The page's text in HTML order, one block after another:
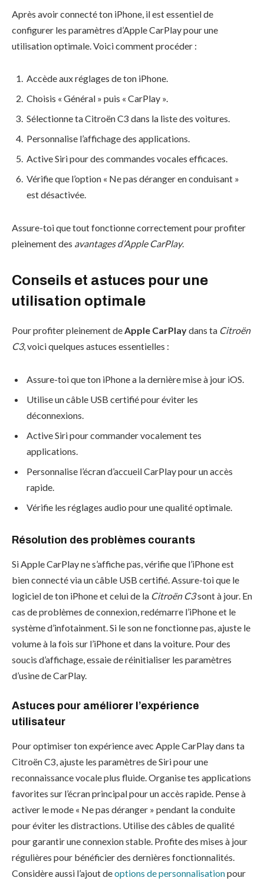
Après avoir connecté ton iPhone, il est essentiel de
configurer les paramètres d’Apple CarPlay pour une
utilisation optimale. Voici comment procéder :
Accède aux réglages de ton iPhone.
Choisis « Général » puis « CarPlay ».
Sélectionne ta Citroën C3 dans la liste des voitures.
Personnalise l’affichage des applications.
Active Siri pour des commandes vocales efficaces.
Vérifie que l’option « Ne pas déranger en conduisant »
est désactivée.
Assure-toi que tout fonctionne correctement pour profiter
pleinement des avantages d’Apple CarPlay.
Conseils et astuces pour une
utilisation optimale
Pour profiter pleinement deApple CarPlaydans ta Citroën
C3, voici quelques astuces essentielles :
Assure-toi que ton iPhone a la dernière mise à jour iOS.
Utilise un câble USB certifié pour éviter les
déconnexions.
Active Siri pour commander vocalement tes
applications.
Personnalise l’écran d’accueil CarPlay pour un accès
rapide.
Vérifie les réglages audio pour une qualité optimale.
Résolution des problèmes courants
Si Apple CarPlay ne s’affiche pas, vérifie que l’iPhone est
bien connecté via un câble USB certifié. Assure-toi que le
logiciel de ton iPhone et celui de la Citroën C3sont à jour. En
cas de problèmes de connexion, redémarre l’iPhone et le
système d’infotainment. Si le son ne fonctionne pas, ajuste le
volume à la fois sur l’iPhone et dans la voiture. Pour des
soucis d’affichage, essaie de réinitialiser les paramètres
d’usine de CarPlay.
Astuces pour améliorer l’expérience
utilisateur
Pour optimiser ton expérience avec Apple CarPlay dans ta
Citroën C3, ajuste les paramètres de Siri pour une
reconnaissance vocale plus fluide. Organise tes applications
favorites sur l’écran principal pour un accès rapide. Pense à
activer le mode « Ne pas déranger » pendant la conduite
pour éviter les distractions. Utilise des câbles de qualité
pour garantir une connexion stable. Profite des mises à jour
régulières pour bénéficier des dernières fonctionnalités.
Considère aussi l’ajout deoptions de personnalisationpour